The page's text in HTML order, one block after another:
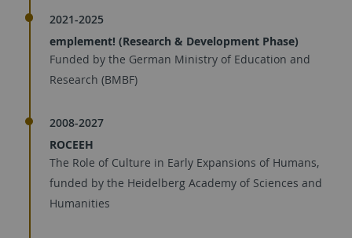
2021-2025
emplement! (Research & Development Phase)
Funded by the German Ministry of Education and
Research (BMBF)
2008-2027
ROCEEH
The Role of Culture in Early Expansions of Humans,
funded by the Heidelberg Academy of Sciences and
Humanities